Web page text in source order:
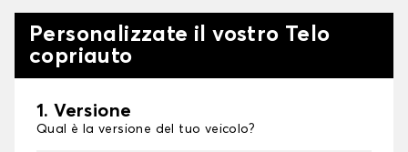
Personalizzate il vostro Telo
copriauto
1. Versione
Qual è la versione del tuo veicolo?